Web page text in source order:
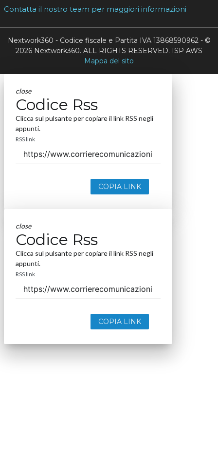
Contatta il nostro team per maggiori informazioni
Nextwork360 - Codice fiscale e Partita IVA 13868590962 - ©
2026 Nextwork360. ALL RIGHTS RESERVED. ISP AWS
Mappa del sito
close
Codice Rss
Clicca sul pulsante per copiare il link RSS negli
appunti.
RSS link
COPIA LINK
close
Codice Rss
Clicca sul pulsante per copiare il link RSS negli
appunti.
RSS link
COPIA LINK